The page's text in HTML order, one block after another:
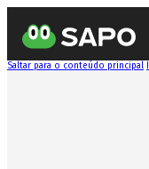
Saltar para o conteúdo principal